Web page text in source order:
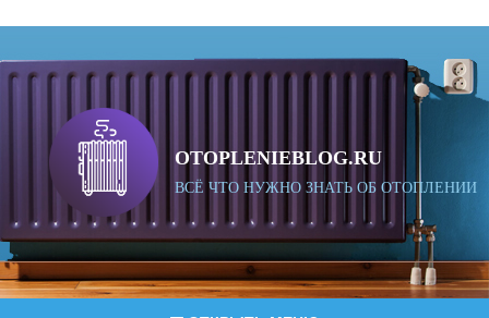
OTOPLENIEBLOG.RU
ВСЁ ЧТО НУЖНО ЗНАТЬ ОБ ОТОПЛЕНИИ